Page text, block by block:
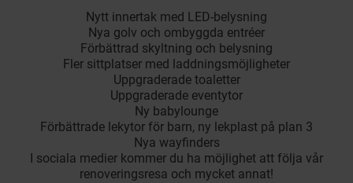
Nytt innertak med LED-belysning
Nya golv och ombyggda entréer
Förbättrad skyltning och belysning
Fler sittplatser med laddningsmöjligheter
Uppgraderade toaletter
Uppgraderade eventytor
Ny babylounge
Förbättrade lekytor för barn, ny lekplast på plan 3
Nya wayfinders
I sociala medier kommer du ha möjlighet att följa vår
renoveringsresa och mycket annat!